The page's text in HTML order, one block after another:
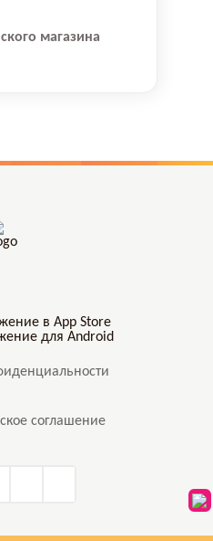
магазина
соглашение